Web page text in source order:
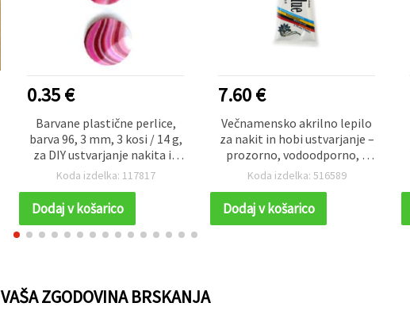
0.35 €
Barvane plastične perlice,
barva 96, 3 mm, 3 kosi / 14 g,
za DIY ustvarjanje nakita in
dodatkov
Koda izdelka: 117817
Dodaj v košarico
7.60 €
Večnamensko akrilno lepilo
za nakit in hobi ustvarjanje –
prozorno, vodoodporno, z
visokim oprijemom,
kisline, 110 ml
Koda izdelka: 516589
Dodaj v košarico
VAŠA ZGODOVINA BRSKANJA